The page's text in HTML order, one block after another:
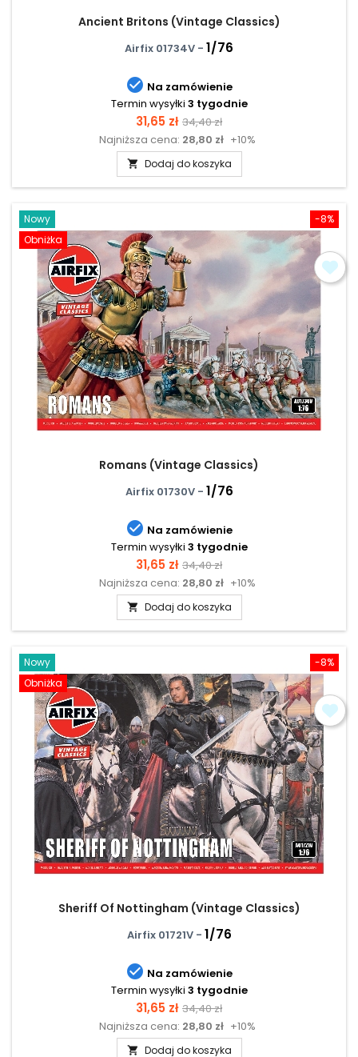
Ancient Britons (Vintage Classics)
Airfix 01734V - 1/76
 Na zamówienie
Termin wysyłki 3 tygodnie
Cena
31,65 zł Cena
podstawowa
34,40 zł
Najniższa cena: 28,80 zł +10%
 Dodaj do koszyka
-8%
Nowy
Obniżka
Romans (Vintage Classics)
Airfix 01730V - 1/76
 Na zamówienie
Termin wysyłki 3 tygodnie
Cena
31,65 zł Cena
podstawowa
34,40 zł
Najniższa cena: 28,80 zł +10%
 Dodaj do koszyka
-8%
Nowy
Obniżka
Sheriff Of Nottingham (Vintage Classics)
Airfix 01721V - 1/76
 Na zamówienie
Termin wysyłki 3 tygodnie
Cena
31,65 zł Cena
podstawowa
34,40 zł
Najniższa cena: 28,80 zł +10%
 Dodaj do koszyka